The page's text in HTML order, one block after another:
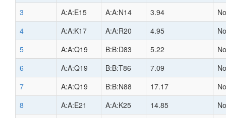
3
A:A:E15 A:A:N14 3.94
No
4
A:A:K17 A:A:R20 4.95
No
5
A:A:Q19 B:B:D83 5.22
No
6
A:A:Q19 B:B:T86 7.09
No
7
A:A:Q19 B:B:N88 17.17
No
8
A:A:E21 A:A:K25 14.85
No